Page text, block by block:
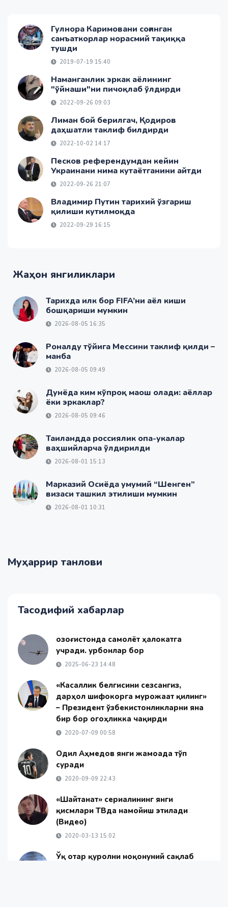
Гулнора Каримовани соғинган
санъаткорлар норасмий тақиққа
тушди
2019-07-19 15:40
Наманганлик эркак аёлининг
"ўйнаши"ни пичоқлаб ўлдирди
2022-09-26 09:03
Лиман бой берилгач, Қодиров
даҳшатли таклиф билдирди
2022-10-02 14:17
Песков референдумдан кейин
Украинани нима кутаётганини айтди
2022-09-26 21:07
Владимир Путин тарихий ўзгариш
қилиши кутилмоқда
2022-09-29 16:15
Жаҳон янгиликлари
Тарихда илк бор FIFA’ни аёл киши
бошқариши мумкин
2026-08-05 16:35
Роналду тўйига Мессини таклиф қилди –
манба
2026-08-05 09:49
Дунёда ким кўпроқ маош олади: аёллар
ёки эркаклар?
2026-08-05 09:46
Таиландда россиялик опа-укалар
ваҳшийларча ўлдирилди
2026-08-01 15:13
Марказий Осиёда умумий “Шенген”
визаси ташкил этилиши мумкин
2026-08-01 10:31
Муҳаррир танлови
Тасодифий хабарлар
Қозоғистонда самолёт ҳалокатга
учради. Қурбонлар бор
2025-06-23 14:48
«Касаллик белгисини сезсангиз,
дарҳол шифокорга мурожаат қилинг»
– Президент ўзбекистонликларни яна
бир бор огоҳликка чақирди
2020-07-09 00:58
Одил Aҳмедов янги жамоада тўп
суради
2020-09-09 22:43
«Шайтанат» сериалининг янги
қисмлари ТВда намойиш этилади
(Видео)
2020-03-13 15:02
Ўқ отар қуролни ноқонуний сақлаб